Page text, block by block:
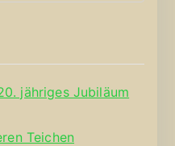
jähriges Jubiläum
Teichen